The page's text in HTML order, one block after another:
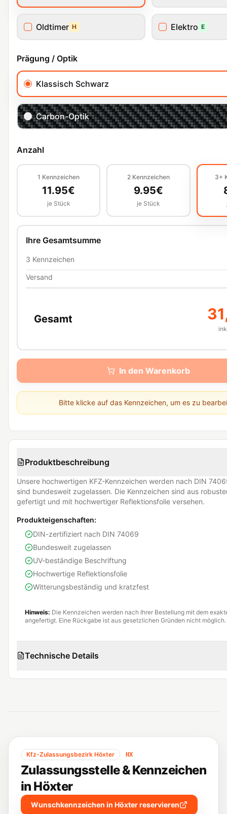
Oldtimer H Elektro E
Prägung / Optik
Klassisch Schwarz
Carbon-Optik
Anzahl
1 Kennzeichen
11.95€
je Stück
2 Kennzeichen
9.95€
je Stück
3+
Ihre Gesamtsumme
3 Kennzeichen
Versand
Gesamt
In den Warenkorb
Bitte klicke auf das Kennzeichen, um es zu
Produktbeschreibung
Unsere hochwertigen KFZ-Kennzeichen werden nach DIN
sind bundesweit zugelassen. Die Kennzeichen sind aus
gefertigt und mit hochwertiger Reflektionsfolie versehen.
Produkteigenschaften:
DIN-zertifiziert nach DIN 74069
Bundesweit zugelassen
UV-beständige Beschriftung
Hochwertige Reflektionsfolie
Witterungsbeständig und kratzfest
Hinweis: Die Kennzeichen werden nach Ihrer Bestellung mit dem
angefertigt. Eine Rückgabe ist aus gesetzlichen Gründen nicht möglich.
Technische Details
Kfz-Zulassungsbezirk Höxter HX
Zulassungsstelle & Kennzeichen
in Höxter
Wunschkennzeichen in Höxterreservieren